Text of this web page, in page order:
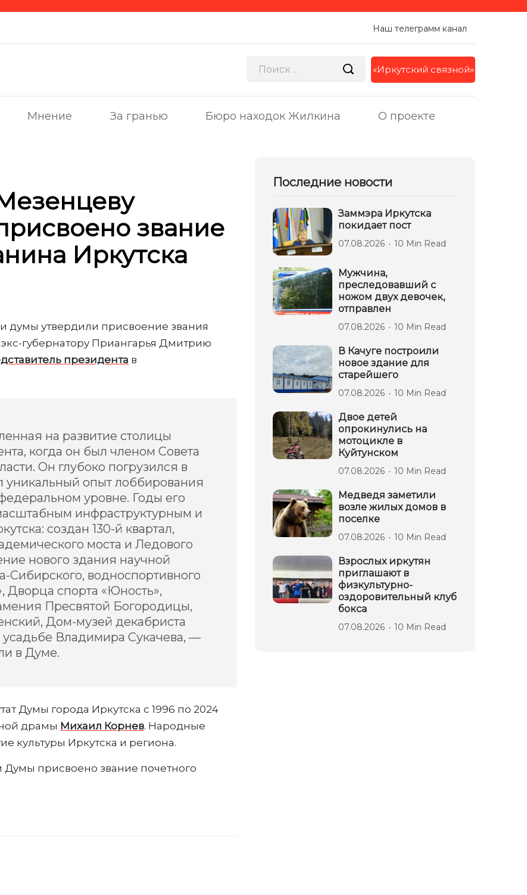
Наш телеграмм канал
«Иркутский связной»
Мнение За гранью Бюро находок Жилкина О проекте
звание
Иркутска
думы утвердили присвоение звания
губернатору Приангарья Дмитрию
президента в
на развитие столицы
когда он был членом Совета
Он глубоко погрузился в
уникальный опыт лоббирования
уровне. Годы его
инфраструктурным и
создан 130-й квартал,
моста и Ледового
нового здания научной
водноспортивного
Дворца спорта «Юность»,
Пресвятой Богородицы,
Дом-музей декабриста
Владимира Сукачева, —
в Думе.
Думы города Иркутска с 1996 по 2024
драмы Михаил Корнев. Народные
культуры Иркутска и региона.
Последние новости
Заммэра Иркутска
покидает пост
07.08.2026 10 Min Read
Мужчина,
преследовавший с
ножом двух девочек,
отправлен
07.08.2026 10 Min Read
В Качуге построили
новое здание для
старейшего
07.08.2026 10 Min Read
Двое детей
опрокинулись на
мотоцикле в
Куйтунском
07.08.2026 10 Min Read
Медведя заметили
возле жилых домов в
поселке
07.08.2026 10 Min Read
Взрослых иркутян
приглашают в
физкультурно-
оздоровительный клуб
бокса
07.08.2026 10 Min Read